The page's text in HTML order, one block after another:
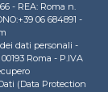
- REA: Roma n.
06 684891 -
dati personali -
Roma - P.IVA
(Data Protection